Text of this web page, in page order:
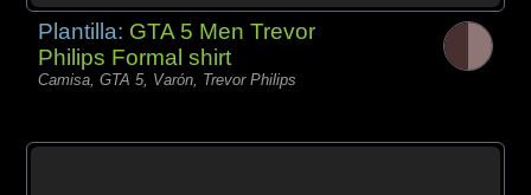
Plantilla: GTA 5 Men Trevor
Philips Formal shirt
Camisa, GTA 5, Varón, Trevor Philips